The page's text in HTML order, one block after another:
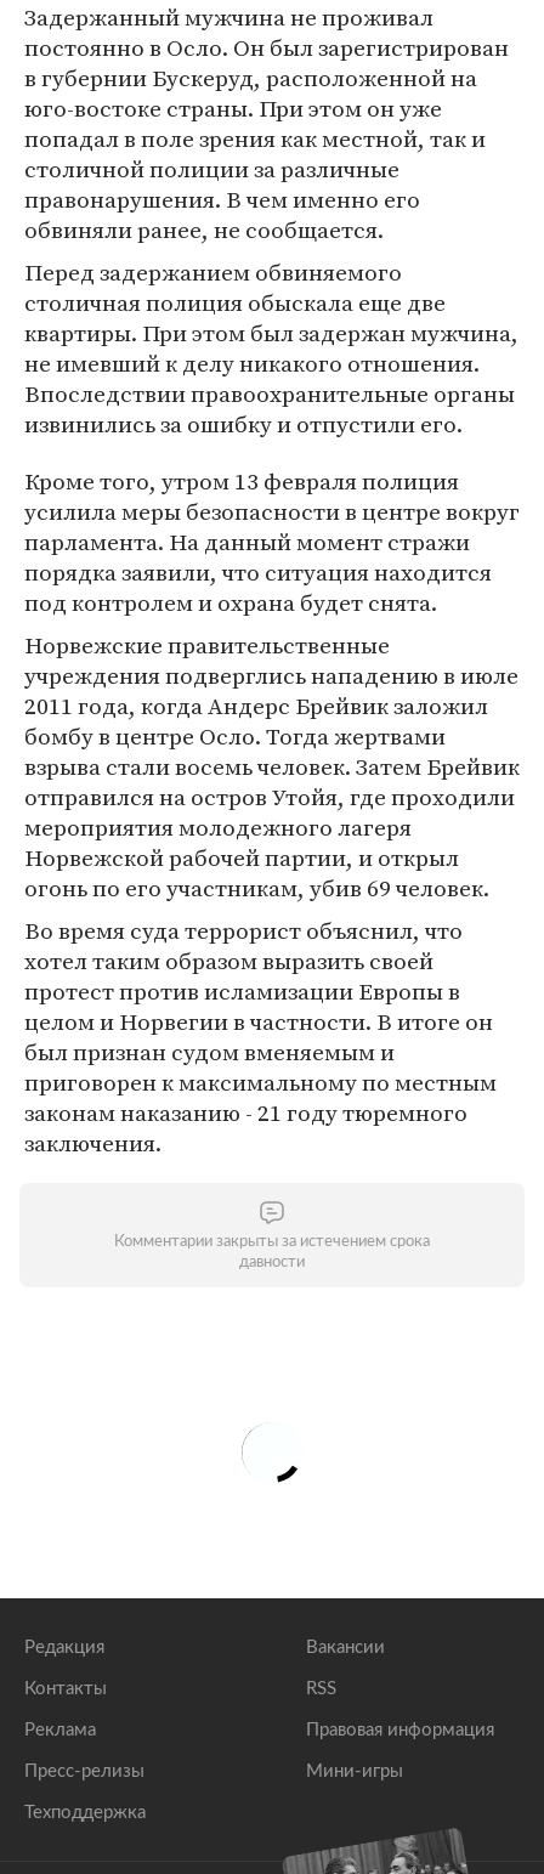
Задержанный мужчина не проживал
постоянно в Осло. Он был зарегистрирован
в губернии Бускеруд, расположенной на
юго-востоке страны. При этом он уже
попадал в поле зрения как местной, так и
столичной полиции за различные
правонарушения. В чем именно его
обвиняли ранее, не сообщается.
Перед задержанием обвиняемого
столичная полиция обыскала еще две
квартиры. При этом был задержан мужчина,
не имевший к делу никакого отношения.
Впоследствии правоохранительные органы
извинились за ошибку и отпустили его.
Кроме того, утром 13 февраля полиция
усилила меры безопасности в центре вокруг
парламента. На данный момент стражи
порядка заявили, что ситуация находится
под контролем и охрана будет снята.
Норвежские правительственные
учреждения подверглись нападению в июле
2011 года, когда Андерс Брейвик заложил
бомбу в центре Осло. Тогда жертвами
взрыва стали восемь человек. Затем Брейвик
отправился на остров Утойя, где проходили
мероприятия молодежного лагеря
Норвежской рабочей партии, и открыл
огонь по его участникам, убив 69 человек.
Во время суда террорист объяснил, что
хотел таким образом выразить своей
протест против исламизации Европы в
целом и Норвегии в частности. В итоге он
был признан судом вменяемым и
приговорен к максимальному по местным
законам наказанию - 21 году тюремного
заключения.
Комментарии закрыты за истечением срока
давности
Редакция
Контакты
Реклама
Пресс-релизы
Техподдержка
Вакансии
RSS
Правовая информация
Мини-игры